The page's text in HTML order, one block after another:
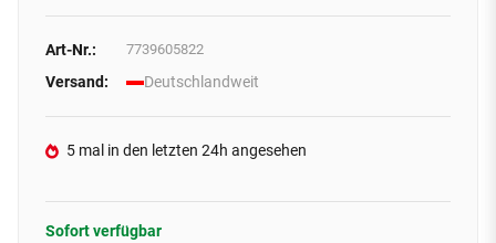
Art-Nr.: 7739605822
Versand: Deutschlandweit
5 mal in den letzten 24h angesehen
Sofort verfügbar